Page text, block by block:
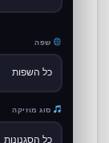
שפה
סוג מוזיקה